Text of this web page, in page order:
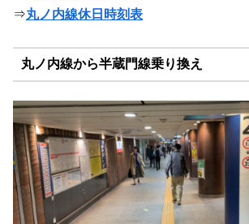
⇒丸ノ内線休日時刻表
丸ノ内線から半蔵門線乗り換え